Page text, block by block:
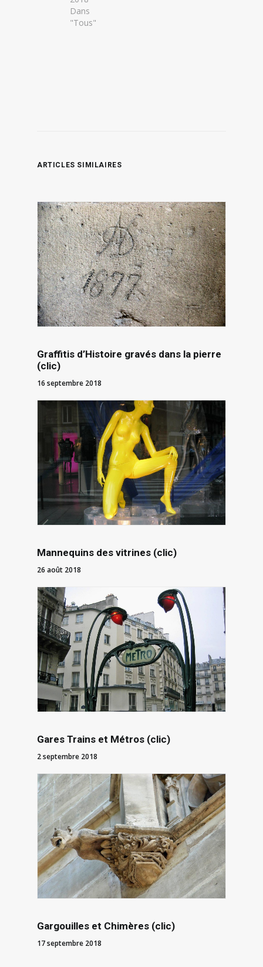
Dans
"Tous"
ARTICLES SIMILAIRES
Graffitis d’Histoire gravés dans la pierre
(clic)
16 septembre 2018
Mannequins des vitrines (clic)
26 août 2018
Gares Trains et Métros (clic)
2 septembre 2018
Gargouilles et Chimères (clic)
17 septembre 2018